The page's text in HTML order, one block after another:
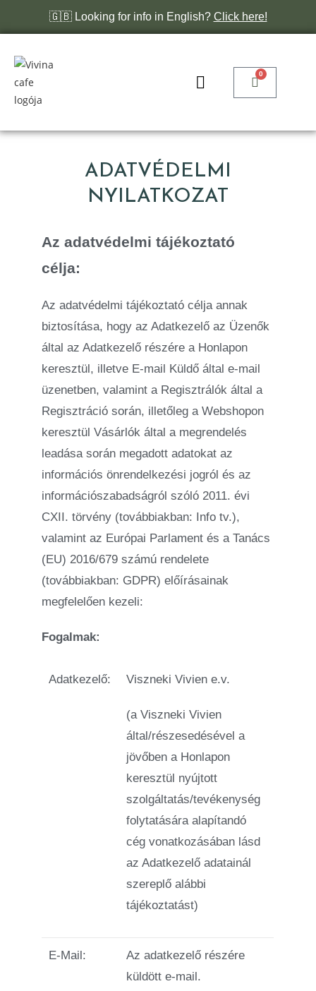
🇬🇧 Looking for info in English? Click here!
0
ADATVÉDELMI
NYILATKOZAT
Az adatvédelmi tájékoztató
célja:
Az adatvédelmi tájékoztató célja annak
biztosítása, hogy az Adatkezelő az Üzenők
által az Adatkezelő részére a Honlapon
keresztül, illetve E-mail Küldő által e-mail
üzenetben, valamint a Regisztrálók által a
Regisztráció során, illetőleg a Webshopon
keresztül Vásárlók által a megrendelés
leadása során megadott adatokat az
információs önrendelkezési jogról és az
információszabadságról szóló 2011. évi
CXII. törvény (továbbiakban: Info tv.),
valamint az Európai Parlament és a Tanács
(EU) 2016/679 számú rendelete
(továbbiakban: GDPR) előírásainak
megfelelően kezeli:
Fogalmak:
Adatkezelő: Viszneki Vivien e.v.
(a Viszneki Vivien
által/részesedésével a
jövőben a Honlapon
keresztül nyújtott
szolgáltatás/tevékenység
folytatására alapítandó
cég vonatkozásában lásd
az Adatkezelő adatainál
szereplő alábbi
tájékoztatást)
E-Mail:
Az adatkezelő részére
küldött e-mail.